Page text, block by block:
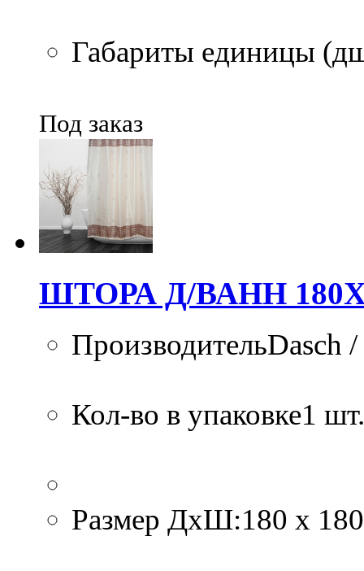
Габариты единицы
Под заказ
ШТОРА Д/ВАНН
ПроизводительDasch
Кол-во в упаковке1
Размер ДхШ:180 х